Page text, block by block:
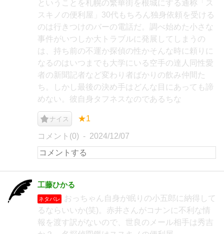
ということを札幌の繁華街を根城にする通称「ス
スキノの便利屋」30代もちろん独身依頼を受ける
のは行きつけのバーの電話だ。調べ始めた小さな
事件がいつしか大トラブルに発展してしまうの
は、持ち前の不運か探偵の性かそんな時に頼りに
なるのはいつまでも大学にいる空手の達人同性愛
者の新聞記者など変わり者ばかりの飲み仲間た
ち。しかし最後の決め手はどんな目にあっても諦
めない。彼自身タフネスなのであるちな
ナイス ★1
コメント(0) 2024/12/07
工藤ひかる
ネタバレ
おっちゃん自身が眠りの小五郎に納得して
るならいいか(笑)。赤井さんがコナンに不利な情
報を渡す訳がないので、世良のメール相手は秀吉